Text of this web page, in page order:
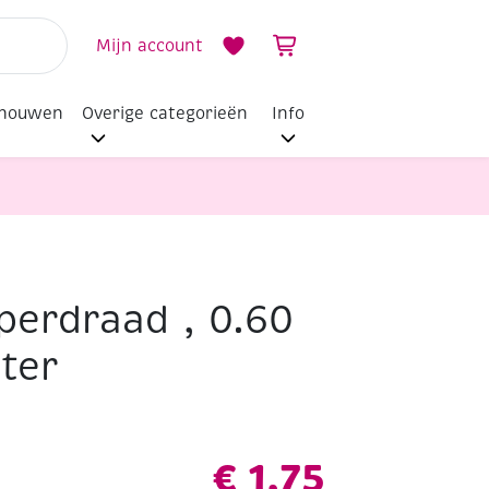
Mijn account
Overige categorieën Info
, 0.60
€ 1,75